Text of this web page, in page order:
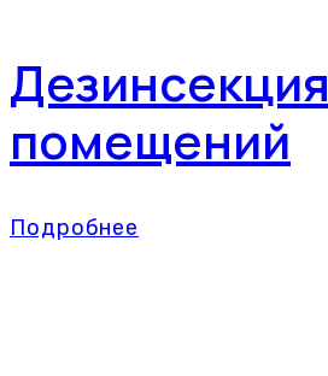
Дезинсекция
помещений
Подробнее